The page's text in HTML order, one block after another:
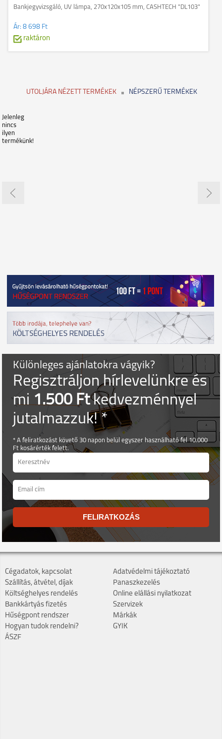
Bankjegyvizsgáló, UV lámpa, 270x120x105 mm, CASHTECH "DL103"
Ár:8 698 Ft
raktáron
UTOLJÁRA NÉZETT TERMÉKEK NÉPSZERŰ TERMÉKEK
Jelenleg
nincs
ilyen
termékünk!
Különleges ajánlatokra vágyik?
Regisztráljon hírlevelünkre és
mi1.500 Ftkedvezménnyel
jutalmazzuk! *
* A feliratkozást követő 30 napon belül egyszer használható fel 10.000
Ft kosárérték felett.
FELIRATKOZÁS
Cégadatok, kapcsolat
Szállítás, átvétel, díjak
Költséghelyes rendelés
Bankkártyás fizetés
Hűségpont rendszer
Hogyan tudok rendelni?
ÁSZF
Adatvédelmi tájékoztató
Panaszkezelés
Online elállási nyilatkozat
Szervizek
Márkák
GYIK